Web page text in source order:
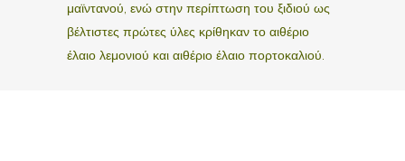
μαϊντανού, ενώ στην περίπτωση του ξιδιού ως
βέλτιστες πρώτες ύλες κρίθηκαν το αιθέριο
έλαιο λεμονιού και αιθέριο έλαιο πορτοκαλιού.